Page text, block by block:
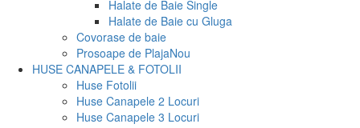
Halate de Baie Single
Halate de Baie cu Gluga
Covorase de baie
Prosoape de PlajaNou
HUSE CANAPELE & FOTOLII
Huse Fotolii
Huse Canapele 2 Locuri
Huse Canapele 3 Locuri